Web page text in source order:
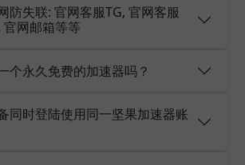
防失联: 官网客服TG, 官网客服
网邮箱等等
个永久免费的加速器吗？
同时登陆使用同一坚果加速器账